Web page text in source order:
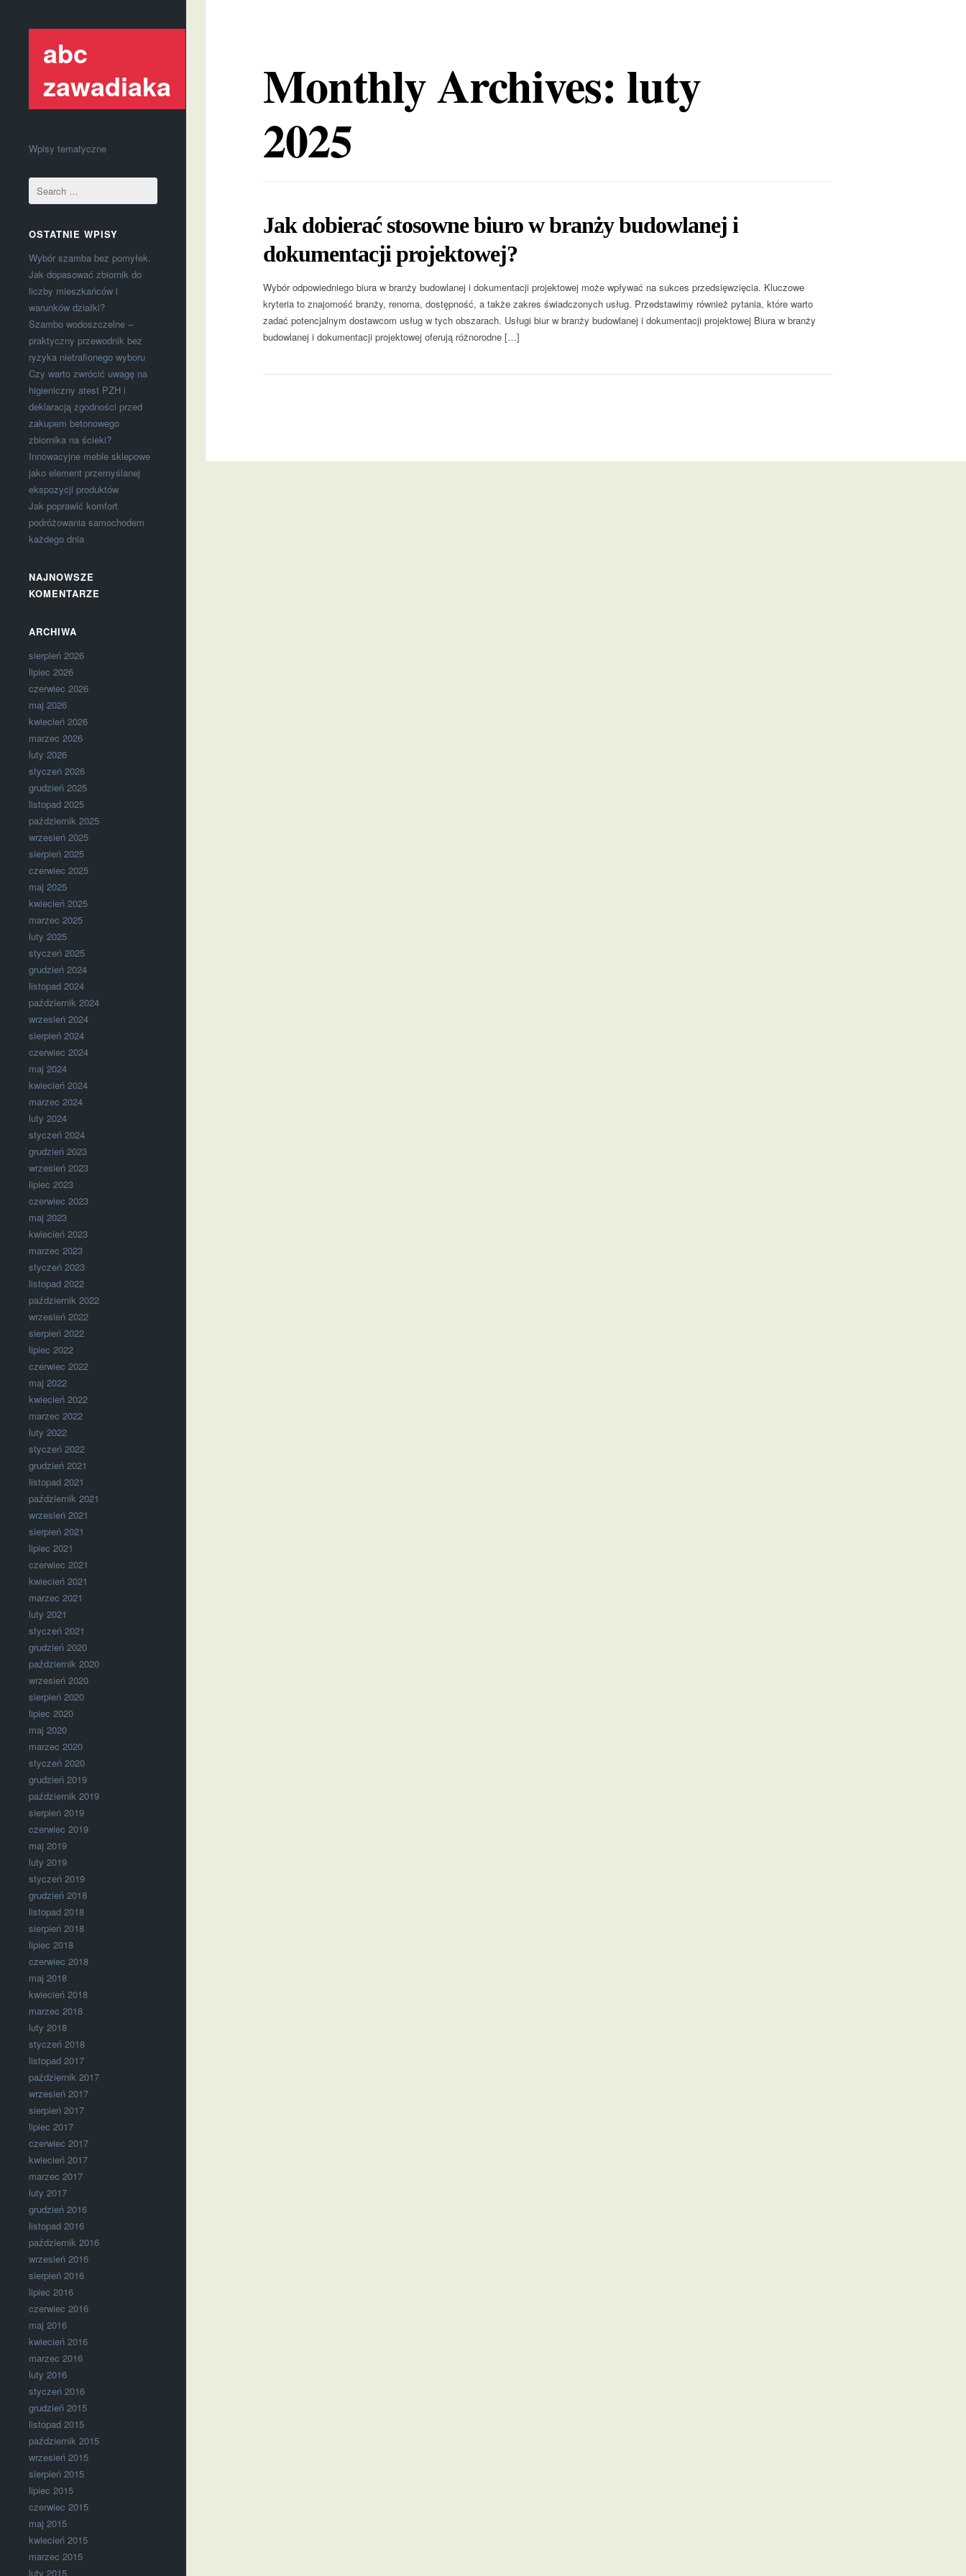
abc
zawadiaka
Wpisy tematyczne
OSTATNIE WPISY
Wybór szamba bez pomyłek.
Jak dopasować zbiornik do
liczby mieszkańców i
warunków działki?
Szambo wodoszczelne –
praktyczny przewodnik bez
ryzyka nietrafionego wyboru
Czy warto zwrócić uwagę na
higieniczny atest PZH i
deklaracją zgodności przed
zakupem betonowego
zbiornika na ścieki?
Innowacyjne meble sklepowe
jako element przemyślanej
ekspozycji produktów
Jak poprawić komfort
podróżowania samochodem
każdego dnia
NAJNOWSZE
KOMENTARZE
ARCHIWA
sierpień 2026
lipiec 2026
czerwiec 2026
maj 2026
kwiecień 2026
marzec 2026
luty 2026
styczeń 2026
grudzień 2025
listopad 2025
październik 2025
wrzesień 2025
sierpień 2025
czerwiec 2025
maj 2025
kwiecień 2025
marzec 2025
luty 2025
styczeń 2025
grudzień 2024
listopad 2024
październik 2024
wrzesień 2024
sierpień 2024
czerwiec 2024
maj 2024
kwiecień 2024
marzec 2024
luty 2024
styczeń 2024
grudzień 2023
wrzesień 2023
lipiec 2023
czerwiec 2023
maj 2023
kwiecień 2023
marzec 2023
styczeń 2023
listopad 2022
październik 2022
wrzesień 2022
sierpień 2022
lipiec 2022
czerwiec 2022
maj 2022
kwiecień 2022
marzec 2022
luty 2022
styczeń 2022
grudzień 2021
listopad 2021
październik 2021
wrzesień 2021
sierpień 2021
lipiec 2021
czerwiec 2021
kwiecień 2021
marzec 2021
luty 2021
styczeń 2021
grudzień 2020
październik 2020
wrzesień 2020
sierpień 2020
lipiec 2020
maj 2020
marzec 2020
styczeń 2020
grudzień 2019
październik 2019
sierpień 2019
czerwiec 2019
maj 2019
luty 2019
styczeń 2019
grudzień 2018
listopad 2018
sierpień 2018
lipiec 2018
czerwiec 2018
maj 2018
kwiecień 2018
marzec 2018
luty 2018
styczeń 2018
listopad 2017
październik 2017
wrzesień 2017
sierpień 2017
lipiec 2017
czerwiec 2017
kwiecień 2017
marzec 2017
luty 2017
grudzień 2016
listopad 2016
październik 2016
wrzesień 2016
sierpień 2016
lipiec 2016
czerwiec 2016
maj 2016
kwiecień 2016
marzec 2016
luty 2016
styczeń 2016
grudzień 2015
listopad 2015
październik 2015
wrzesień 2015
sierpień 2015
lipiec 2015
czerwiec 2015
maj 2015
kwiecień 2015
marzec 2015
luty 2015
Monthly Archives: luty
2025
Jak dobierać stosowne biuro w branży budowlanej i
dokumentacji projektowej?
Wybór odpowiedniego biura w branży budowlanej i dokumentacji projektowej może wpływać na sukces przedsięwzięcia. Kluczowe
kryteria to znajomość branży, renoma, dostępność, a także zakres świadczonych usług. Przedstawimy również pytania, które warto
zadać potencjalnym dostawcom usług w tych obszarach. Usługi biur w branży budowlanej i dokumentacji projektowej Biura w branży
budowlanej i dokumentacji projektowej oferują różnorodne […]